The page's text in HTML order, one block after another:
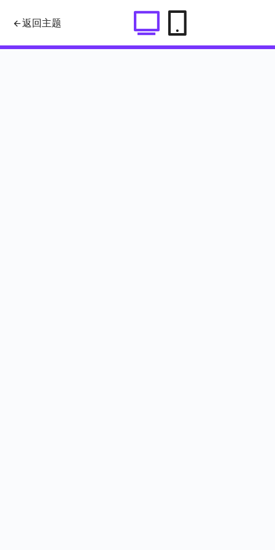
返回主题
imgBox - 一个可实现图像的点击放
大效果的jQuery插件